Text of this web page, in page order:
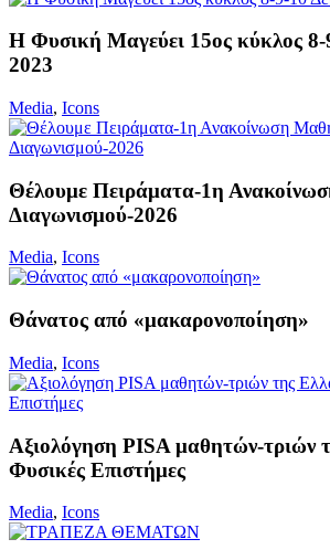
Η Φυσική Μαγεύει 15ος κύκλος 8-
2023
Media, Icons
Θέλουμε Πειράματα-1η
Διαγωνισμού-2026
Media, Icons
Θάνατος από «μακαρονοποίηση»
Media, Icons
Αξιολόγηση PISA μαθητών-τριών
Φυσικές Επιστήμες
Media, Icons